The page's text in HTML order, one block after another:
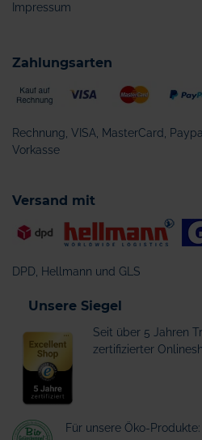
Impressum
Zahlungsarten
Rechnung, VISA, MasterCard,
Vorkasse
Versand mit
DPD, Hellmann und GLS
Unsere Siegel
Seit über 5 Jahren
zertifizierter
Für unsere Öko-